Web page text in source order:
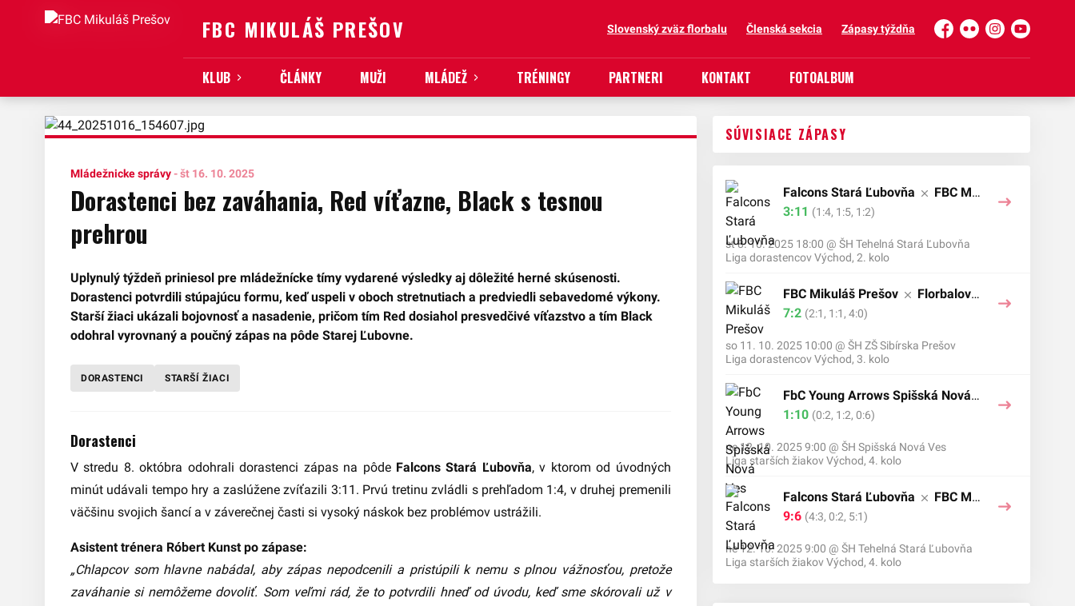
FBC MIKULÁŠ PREŠOV Slovenský zväz florbalu Členská sekcia Zápasy týždňa
Facebook
FlickrInstagramYouTube
KLUB ČLÁNKY MUŽI MLÁDEŽ TRÉNINGY PARTNERI KONTAKT FOTOALBUM
SÚVISIACE ZÁPASY
Falcons Stará Ľubovňa
FBC Mik
uláš Prešov
3:11 (1:4, 1:5, 1:2)
st 8. 10. 2025 18:00 @ ŠH Tehelná Stará Ľubovňa
Liga dorastencov Východ, 2. kolo
FBC Mikuláš Prešov
Florbalová
Akadémia Košice
7:2 (2:1, 1:1, 4:0)
so 11. 10. 2025 10:00 @ ŠH ZŠ Sibírska Prešov
Liga dorastencov Východ, 3. kolo
FbC Young Arrows Spišská Nová V
es
FBC Mikuláš Prešov
1:10 (0:2, 1:2, 0:6)
ne 12. 10. 2025 9:00 @ ŠH Spišská Nová Ves
Liga starších žiakov Východ, 4. kolo
Falcons Stará Ľubovňa
FBC Mik
uláš Prešov
9:6 (4:3, 0:2, 5:1)
ne 12. 10. 2025 9:00 @ ŠH Tehelná Stará Ľubovňa
Liga starších žiakov Východ, 4. kolo
Mládežnicke správy-št 16. 10. 2025
Dorastenci bez zaváhania, Red víťazne, Black s tesnou
prehrou
Uplynulý týždeň priniesol pre mládežnícke tímy vydarené výsledky aj dôležité herné skúsenosti.
Dorastenci potvrdili stúpajúcu formu, keď uspeli v oboch stretnutiach a predviedli sebavedomé výkony.
Starší žiaci ukázali bojovnosť a nasadenie, pričom tím Red dosiahol presvedčivé víťazstvo a tím Black
odohral vyrovnaný a poučný zápas na pôde Starej Ľubovne.
DORASTENCI STARŠÍ ŽIACI
Dorastenci
V stredu 8. októbra odohrali dorastenci zápas na pôde Falcons Stará Ľubovňa, v ktorom od úvodných
minút udávali tempo hry a zaslúžene zvíťazili 3:11. Prvú tretinu zvládli s prehľadom 1:4, v druhej premenili
väčšinu svojich šancí a v záverečnej časti si vysoký náskok bez problémov ustrážili.
Asistent trénera Róbert Kunst po zápase:
„Chlapcov som hlavne nabádal, aby zápas nepodcenili a pristúpili k nemu s plnou vážnosťou, pretože
zaváhanie si nemôžeme dovoliť. Som veľmi rád, že to potvrdili hneď od úvodu, keď sme skórovali už v